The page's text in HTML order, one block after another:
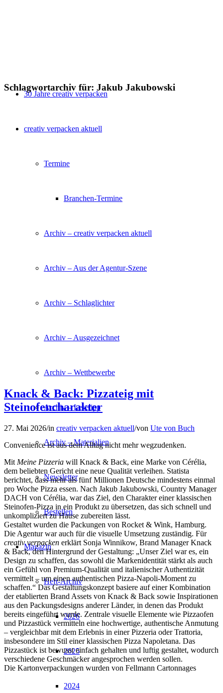
30 Jahre creativ verpacken
creativ verpacken aktuell
Termine
Branchen-Termine
Archiv – creativ verpacken aktuell
Archiv – Aus der Agentur-Szene
Archiv – Schlaglichter
Archiv – Ausgezeichnet
Archiv – Wettbewerbe
Archiv – Lesetipp
Archiv – Materialien
Newsletter
Bestellen
Magazin
Heft-Archiv
2026
2025
2024
Schlagwortarchiv für: Jakub Jakubowski
Knack & Back: Pizzateig mit
Steinofencharakter
27. Mai 2026/in creativ verpacken aktuell/von Ute von Buch
Convenience ist aus dem Alltag nicht mehr wegzudenken.
Mit Meine Pizzeria will Knack & Back, eine Marke von Cérélia,
dem beliebten Gericht eine neue Qualität verleihen. Statista
berichtet, dass mehr als fünf Millionen Deutsche mindestens einmal
pro Woche Pizza essen. Nach Jakub Jakubowski, Country Manager
DACH von Cérélia, war das Ziel, den Charakter einer klassischen
Steinofen-Pizza in ein Produkt zu übersetzen, das sich schnell und
unkompliziert zu Hause zubereiten lässt.
Gestaltet wurden die Packungen von Rocket & Wink, Hamburg.
Die Agentur war auch für die visuelle Umsetzung zuständig. Für
creativ verpacken erklärt Sonja Winnikow, Brand Manager Knack
& Back, den Hintergrund der Gestaltung: „Unser Ziel war es, ein
Design zu schaffen, das sowohl die Markenidentität stärkt als auch
ein Gefühl von Premium-Qualität und italienischer Authentizität
vermittelt – um einen authentischen Pizza-Napoli-Moment zu
schaffen.“ Das Gestaltungskonzept basiere auf einer Kombination
der etablierten Brand Assets von Knack & Back sowie Inspirationen
aus den Packungsdesigns anderer Länder, in denen das Produkt
bereits eingeführt wurde. Zentrale visuelle Elemente wie Pizzaofen
und Pizzastück vermitteln eine hochwertige, authentische Anmutung
– vergleichbar mit dem Erlebnis in einer Pizzeria oder Trattoria,
insbesondere im Stil einer klassischen Pizza Napoletana. Das
Pizzastück ist bewusst einfach gehalten und luftig gestaltet, wodurch
verschiedene Geschmäcker angesprochen werden sollen.
Die Kartonverpackungen wurden von Fellmann Cartonnages